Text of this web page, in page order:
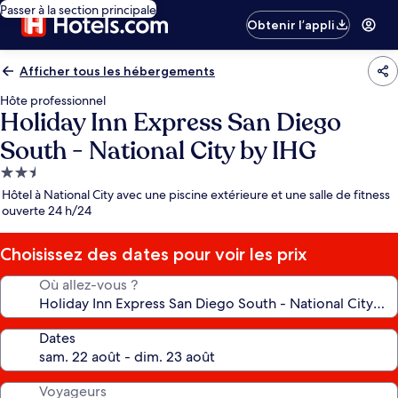
Passer à la section principale
Obtenir l’appli
Afficher tous les hébergements
Hôte professionnel
Holiday Inn Express San Diego
South - National City by IHG
Hébergement
2.5 étoiles
Hôtel à National City avec une piscine extérieure et une salle de fitness
ouverte 24 h/24
Choisissez des dates pour voir les prix
Où allez-vous ?
Dates
Voyageurs